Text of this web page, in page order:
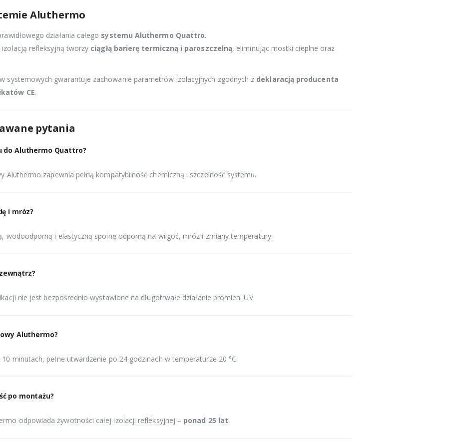
Aluthermo
działania całego systemu Aluthermo Quattro.
refleksyjną tworzy ciągłą barierę termiczną i paroszczelną, eliminując mostki cieplne oraz
systemowych gwarantuje zachowanie parametrów izolacyjnych zgodnych z deklaracją producenta
CE.
pytania
do Aluthermo Quattro?
Aluthermo zapewnia pełną kompatybilność chemiczną i szczelność systemu.
i mróz?
wodoodporną i elastyczną spoinę odporną na wilgoć, mróz i zmiany temperatury.
nie jest bezpośrednio wystawione na długotrwałe działanie promieni UV.
Aluthermo?
minutach, pełne utwardzenie po 24 godzinach w temperaturze 20 °C.
po montażu?
odpowiada żywotności całej izolacji refleksyjnej – ponad 25 lat.